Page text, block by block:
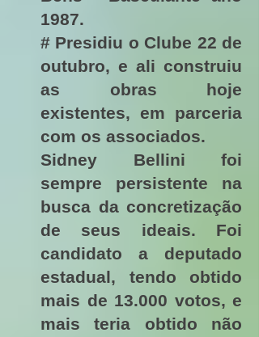
1987.
# Presidiu o Clube 22 de
outubro, e ali construiu
as obras hoje
existentes, em parceria
com os associados.
Sidney Bellini foi
sempre persistente na
busca da concretização
de seus ideais. Foi
candidato a deputado
estadual, tendo obtido
mais de 13.000 votos, e
mais teria obtido não